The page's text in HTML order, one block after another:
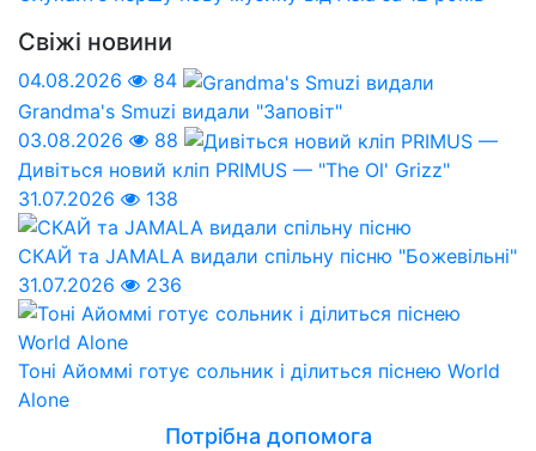
Свіжі новини
04.08.2026
84
Grandma's Smuzi видали "Заповіт"
03.08.2026
88
Дивіться новий кліп PRIMUS — "The Ol' Grizz"
31.07.2026
138
СКАЙ та JAMALA видали спільну пісню "Божевільні"
31.07.2026
236
Тоні Айоммі готує сольник і ділиться піснею World
Alone
Потрібна допомога